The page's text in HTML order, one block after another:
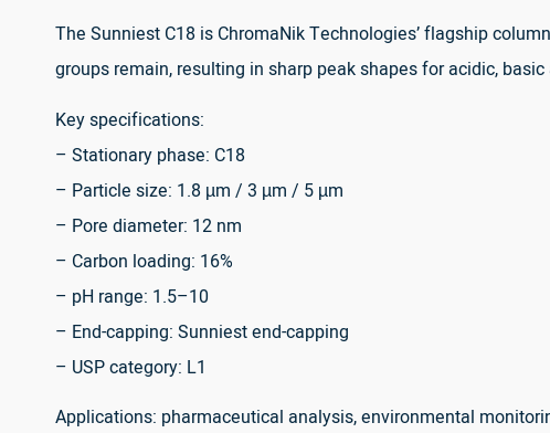
The Sunniest C18 is ChromaNik Technologies’ flagship
groups remain, resulting in sharp peak shapes for acidic,
Key specifications:
– Stationary phase: C18
– Particle size: 1.8 µm / 3 µm / 5 µm
– Pore diameter: 12 nm
– Carbon loading: 16%
– pH range: 1.5–10
– End-capping: Sunniest end-capping
– USP category: L1
Applications: pharmaceutical analysis, environmental